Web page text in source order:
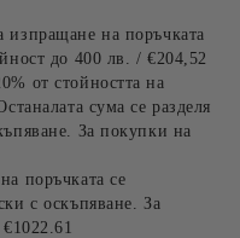
на поръчката
до 400 лв. / €204,52
от стойността на
сума се разделя
За покупки на
поръчката се
с оскъпяване. За